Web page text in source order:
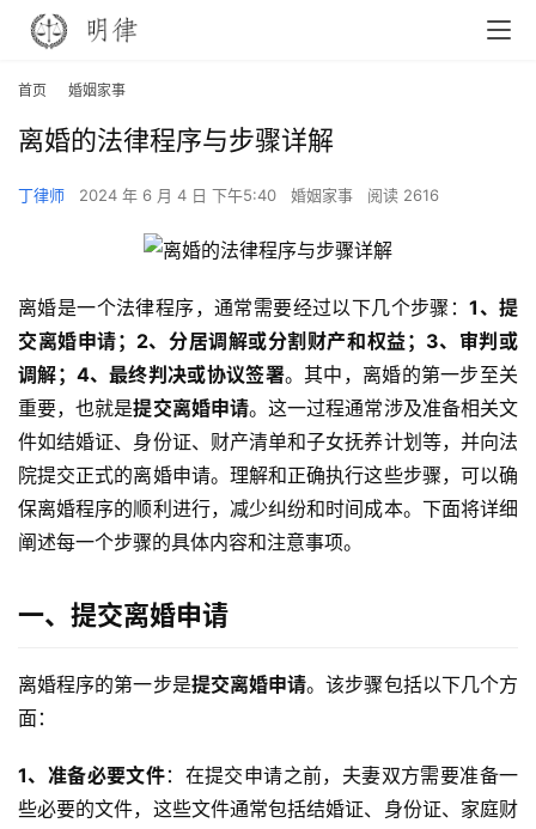
首页 婚姻家事
离婚的法律程序与步骤详解
丁律师 2024 年 6 月 4 日 下午5:40 婚姻家事 阅读 2616
离婚是一个法律程序，通常需要经过以下几个步骤：1、提
交离婚申请；2、分居调解或分割财产和权益；3、审判或
调解；4、最终判决或协议签署。其中，离婚的第一步至关
重要，也就是提交离婚申请。这一过程通常涉及准备相关文
件如结婚证、身份证、财产清单和子女抚养计划等，并向法
院提交正式的离婚申请。理解和正确执行这些步骤，可以确
保离婚程序的顺利进行，减少纠纷和时间成本。下面将详细
阐述每一个步骤的具体内容和注意事项。
一、提交离婚申请
离婚程序的第一步是提交离婚申请。该步骤包括以下几个方
面：
1、准备必要文件：在提交申请之前，夫妻双方需要准备一
些必要的文件，这些文件通常包括结婚证、身份证、家庭财